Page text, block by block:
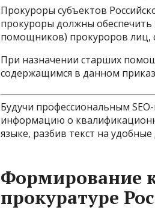
Прокуроры субъектов
прокуроры должны
помощников) прокуроров лиц,
При назначении старших
содержащимся в данном
Будучи профессиональным
информацию о
языке, разбив текст на
Формирование
прокуратуре